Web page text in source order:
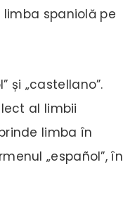
spaniolă pe
și „castellano”.
al limbii
limba în
„español”, în